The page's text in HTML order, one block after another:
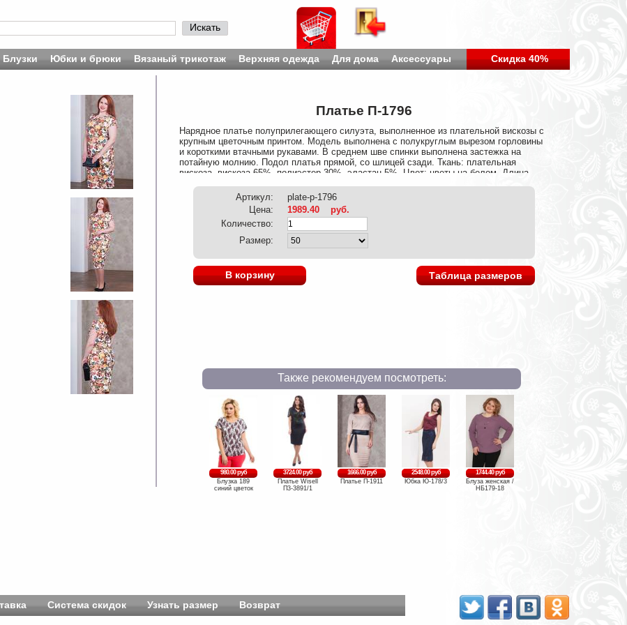
Искать
Блузки Юбки и брюки Вязаный трикотаж Верхняя одежда Для дома Аксессуары Скидка 40%
Платье П-1796
Нарядное платье полуприлегающего силуэта, выполненное из плательной вискозы с
крупным цветочным принтом. Модель выполнена с полукруглым вырезом горловины
и короткими втачными рукавами. В среднем шве спинки выполнена застежка на
потайную молнию. Подол платья прямой, со шлицей сзади. Ткань: плательная
вискоза, вискоза 65%, полиэстер 30%, эластан 5%. Цвет: цветы на белом. Длина
Артикул:
plate-p-1796
Цена:
1989.40
руб.
Количество:
Размер:
В корзину Таблица размеров
Также рекомендуем посмотреть:
980.00 руб
Блузка 189
синий цветок
3724.00 руб
Платье Wisell
П3-3891/1
1666.00 руб
Платье П-1911
2548.00 руб
Юбка Ю-178/3
1744.40 руб
Блуза женская /
НБ179-18
Система скидок Узнать размер Возврат